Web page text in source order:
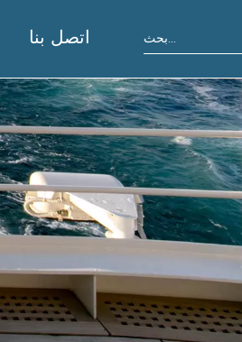
اتصل بنا